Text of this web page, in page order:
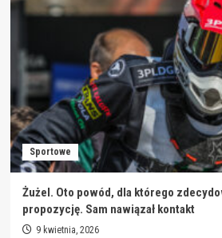
Sportowe
Żużel. Oto powód, dla którego
propozycję. Sam nawiązał kontakt
9 kwietnia, 2026